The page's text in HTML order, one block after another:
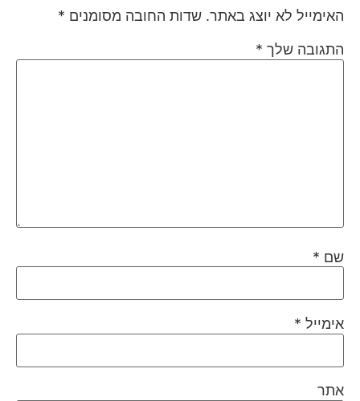
האימייל לא יוצג באתר. שדות החובה מסומנים *
התגובה שלך *
שם *
אימייל *
אתר